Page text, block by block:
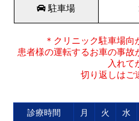
駐車場
＊クリニック駐車場向
患者様の運転するお車の事
入れて
切り返しはご
診療時間 月 火 水